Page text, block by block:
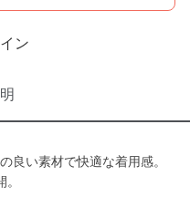
良い素材で快適な着用感。